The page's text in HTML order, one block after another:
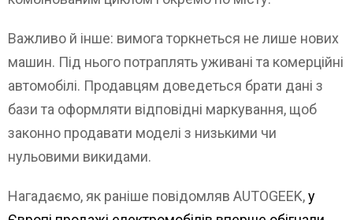
Важливо й інше: вимога торкнеться не лише нових
машин. Під нього потраплять уживані та комерційні
автомобілі. Продавцям доведеться брати дані з
бази та оформляти відповідні маркування, щоб
законно продавати моделі з низькими чи
нульовими викидами.
Нагадаємо, як раніше повідомляв AUTOGEEK,у